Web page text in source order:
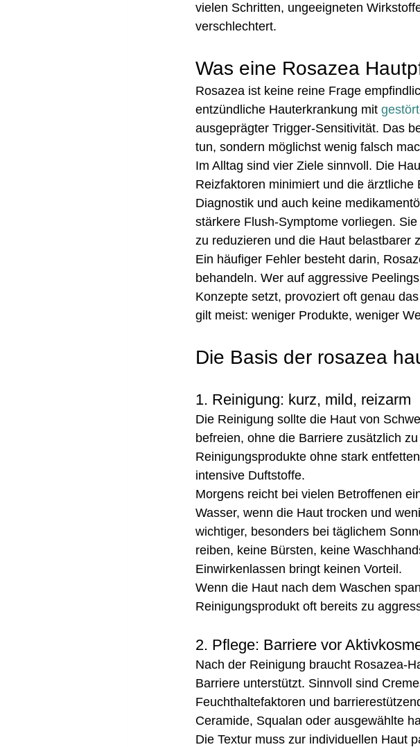
vielen Schritten, ungeeigneten
verschlechtert.
Was eine Rosazea
Rosazea ist keine reine Frage
entzündliche Hauterkrankung mit
ausgeprägter Trigger-Sensitivität. Das
tun, sondern möglichst wenig falsch
Im Alltag sind vier Ziele sinnvoll. Die
Reizfaktoren minimiert und die
Diagnostik und auch keine
stärkere Flush-Symptome vorliegen.
zu reduzieren und die Haut belastbarer
Ein häufiger Fehler besteht darin,
behandeln. Wer auf aggressive
Konzepte setzt, provoziert oft genau
gilt meist: weniger Produkte, weniger
Die Basis der rosazea
1. Reinigung: kurz, mild, reizarm
Die Reinigung sollte die Haut von
befreien, ohne die Barriere zusätzlich
Reinigungsprodukte ohne stark
intensive Duftstoffe.
Morgens reicht bei vielen Betroffenen
Wasser, wenn die Haut trocken und
wichtiger, besonders bei täglichem
reiben, keine Bürsten, keine
Einwirkenlassen bringt keinen Vorteil.
Wenn die Haut nach dem Waschen
Reinigungsprodukt oft bereits zu
2. Pflege: Barriere vor
Nach der Reinigung braucht Rosazea-
Barriere unterstützt. Sinnvoll sind
Feuchthaltefaktoren und
Ceramide, Squalan oder ausgewählte
Die Textur muss zur individuellen Haut